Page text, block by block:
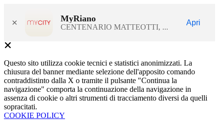
× MyRiano
CENTENARIO MATTEOTTI, ...
Apri
Questo sito utilizza cookie tecnici e statistici anonimizzati. La
chiusura del banner mediante selezione dell'apposito comando
contraddistinto dalla X o tramite il pulsante "Continua la
navigazione" comporta la continuazione della navigazione in
assenza di cookie o altri strumenti di tracciamento diversi da quelli
sopracitati.
COOKIE POLICY